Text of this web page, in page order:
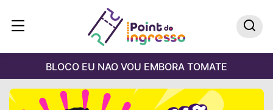
BLOCO EU NAO VOU EMBORA TOMATE